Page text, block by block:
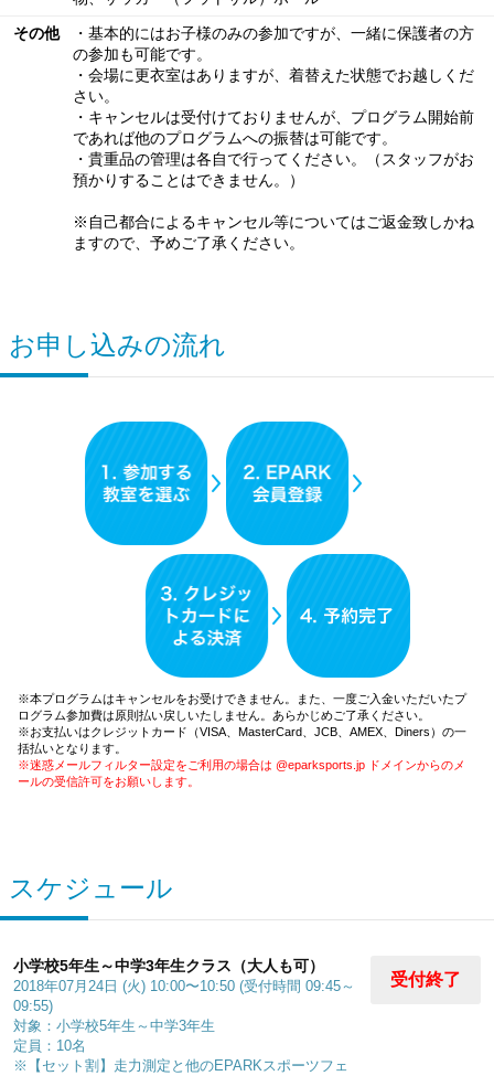
その他
・基本的にはお子様のみの参加ですが、一緒に保護者の方
の参加も可能です。
・会場に更衣室はありますが、着替えた状態でお越しくだ
さい。
・キャンセルは受付けておりませんが、プログラム開始前
であれば他のプログラムへの振替は可能です。
・貴重品の管理は各自で行ってください。（スタッフがお
預かりすることはできません。）
※自己都合によるキャンセル等についてはご返金致しかね
ますので、予めご了承ください。
お申し込みの流れ
※本プログラムはキャンセルをお受けできません。また、一度ご入金いただいたプ
ログラム参加費は原則払い戻しいたしません。あらかじめご了承ください。
※お支払いはクレジットカード（VISA、MasterCard、JCB、AMEX、Diners）の一
括払いとなります。
※迷惑メールフィルター設定をご利用の場合は @eparksports.jp ドメインからのメ
ールの受信許可をお願いします。
スケジュール
小学校5年生～中学3年生クラス（大人も可）
2018年07月24日 (火) 10:00〜10:50 (受付時間 09:45～
09:55)
対象：小学校5年生～中学3年生
定員：10名
※【セット割】走力測定と他のEPARKスポーツフェ
受付終了